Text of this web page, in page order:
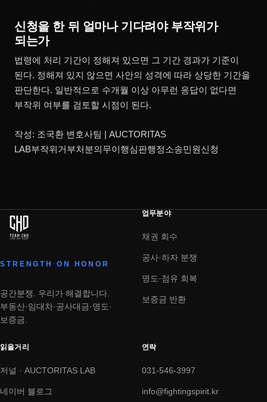
신청을 한 뒤 얼마나 기다려야 부작위가
되는가
법령에 처리 기간이 정해져 있으면 그 기간 경과가 기준이
된다. 정해져 있지 않으면 사안의 성격에 따라 상당한 기간을
판단한다. 일반적으로 수개월 이상 아무런 응답이 없다면
부작위 여부를 검토할 시점이 된다.
작성: 조국환 변호사팀 | AUCTORITAS
LAB부작위거부처분의무이행심판행정소송민원신청
STRENGTH ON HONOR
공간분쟁. 우리가 해결합니다.
부동산·임대차·공사대금·명도·
보증금.
업무분야
채권 회수
공사·하자 분쟁
명도·점유 회복
보증금 반환
읽을거리
저널 · AUCTORITAS LAB
네이버 블로그
연락
031-546-3997
info@fightingspirit.kr